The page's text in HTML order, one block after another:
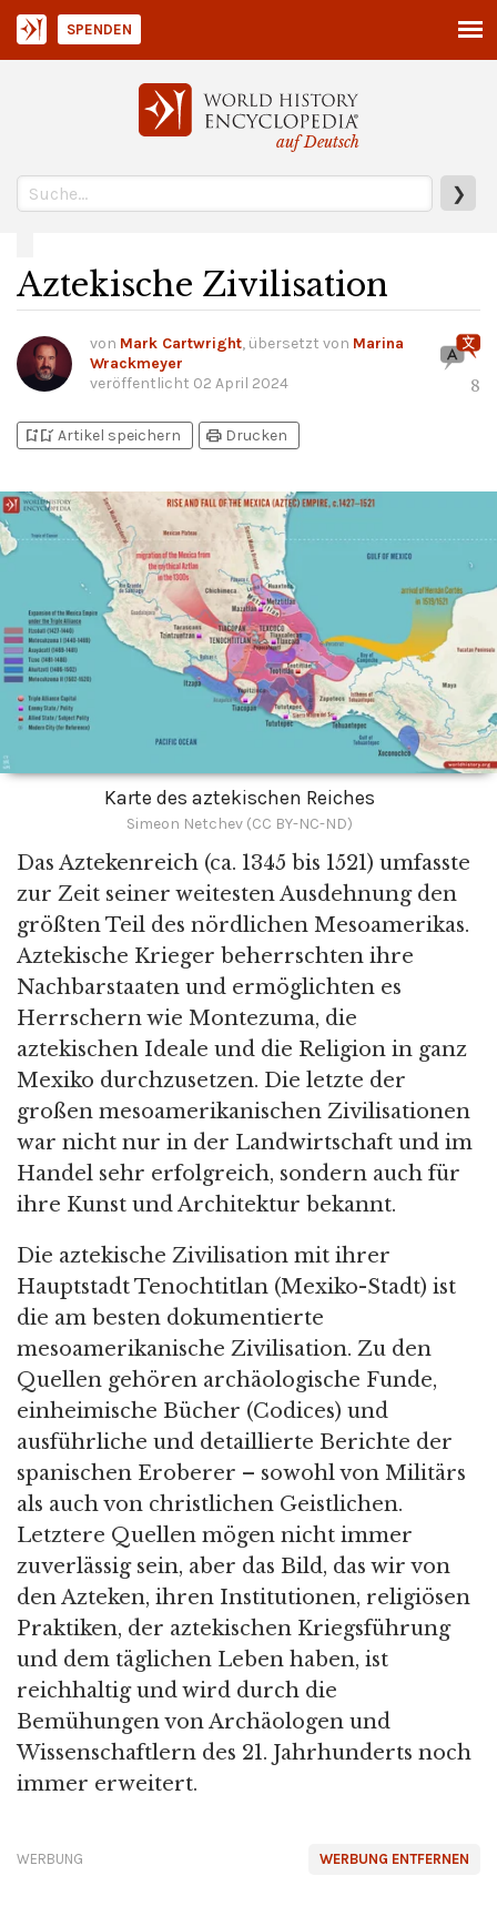
auf Deutsch
❯
SPENDEN
Aztekische Zivilisation
von Mark Cartwright, übersetzt von Marina
Wrackmeyer
veröffentlicht 02 April 2024 8
bookmark_addbookmark_added Artikel speichern print Drucken
Karte des aztekischen Reiches
Simeon Netchev (CC BY-NC-ND)
Das Aztekenreich (ca. 1345 bis 1521) umfasste
zur Zeit seiner weitesten Ausdehnung den
größten Teil des nördlichen Mesoamerikas.
Aztekische Krieger beherrschten ihre
Nachbarstaaten und ermöglichten es
Herrschern wie Montezuma, die
aztekischen Ideale und die Religion in ganz
Mexiko durchzusetzen. Die letzte der
großen mesoamerikanischen Zivilisationen
war nicht nur in der Landwirtschaft und im
Handel sehr erfolgreich, sondern auch für
ihre Kunst und Architektur bekannt.
Die aztekische Zivilisation mit ihrer
Hauptstadt Tenochtitlan (Mexiko-Stadt) ist
die am besten dokumentierte
mesoamerikanische Zivilisation. Zu den
Quellen gehören archäologische Funde,
einheimische Bücher (Codices) und
ausführliche und detaillierte Berichte der
spanischen Eroberer – sowohl von Militärs
als auch von christlichen Geistlichen.
Letztere Quellen mögen nicht immer
zuverlässig sein, aber das Bild, das wir von
den Azteken, ihren Institutionen, religiösen
Praktiken, der aztekischen Kriegsführung
und dem täglichen Leben haben, ist
reichhaltig und wird durch die
Bemühungen von Archäologen und
Wissenschaftlern des 21. Jahrhunderts noch
immer erweitert.
WERBUNG ENTFERNEN
WERBUNG